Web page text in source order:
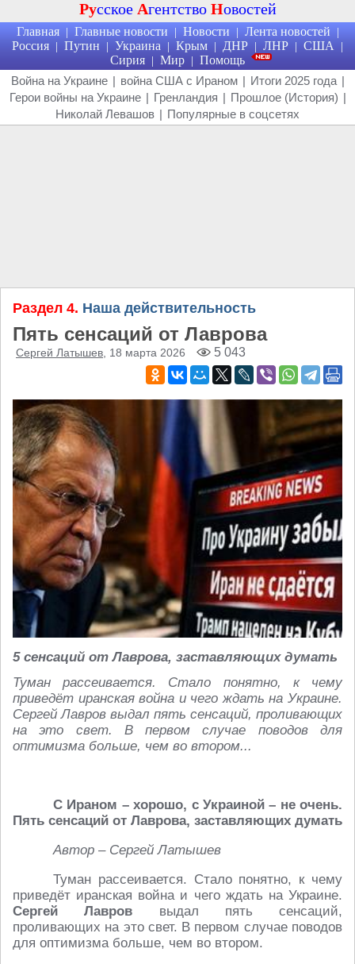
Русское Агентство Новостей
Главная | Главные новости | Новости | Лента новостей |
Россия | Путин | Украина | Крым | ДНР | ЛНР | США |
Сирия | Мир | Помощь
Война на Украине | война США с Ираном | Итоги 2025 года |
Герои войны на Украине | Гренландия | Прошлое (История) |
Николай Левашов | Популярные в соцсетях
Раздел 4. Наша действительность
Пять сенсаций от Лаврова
Сергей Латышев , 18 марта 2026 5 043
5 сенсаций от Лаврова, заставляющих думать
Туман рассеивается. Стало понятно, к чему
приведёт иранская война и чего ждать на Украине.
Сергей Лавров выдал пять сенсаций, проливающих
на это свет. В первом случае поводов для
оптимизма больше, чем во втором...
С Ираном – хорошо, с Украиной – не очень.
Пять сенсаций от Лаврова, заставляющих думать
Автор – Сергей Латышев
Туман рассеивается. Стало понятно, к чему
приведёт иранская война и чего ждать на Украине.
Сергей Лавров выдал пять сенсаций,
проливающих на это свет. В первом случае поводов
для оптимизма больше, чем во втором.